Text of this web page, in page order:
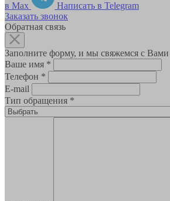
в Max
Написать в Telegram
Заказать звонок
Обратная связь
Заполните форму, и мы свяжемся с
Ваше имя *
Телефон *
E-mail
Тип обращения *